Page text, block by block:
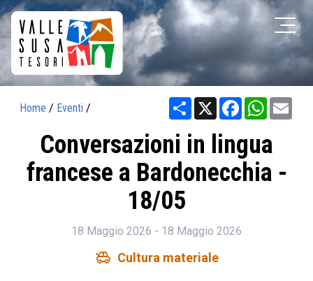
Home / Eventi / Share X Facebook
Conversazioni in lingua
francese a Bardonecchia -
18/05
18 Maggio 2026 - 18 Maggio 2026
toys Cultura materiale